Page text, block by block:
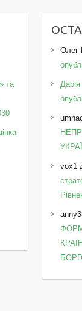
та
Олег
vox1